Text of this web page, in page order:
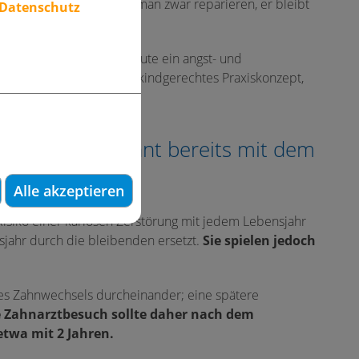
Alle akzeptieren
kranken Zahn kann man zwar reparieren, er bleibt
Zahnheilkunde ist heute ein angst- und
speziell entwickeltes kindgerechtes Praxiskonzept,
beginnt bereits mit dem
einer kariösen Zerstörung mit jedem Lebensjahr
durch die bleibenden ersetzt. Sie spielen jedoch
Zahnwechsels durcheinander; eine spätere
Zahnarztbesuch sollte daher nach dem
mit 2 Jahren.